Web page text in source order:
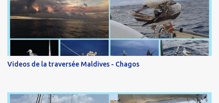
Videos de la traversée Maldives - Chagos